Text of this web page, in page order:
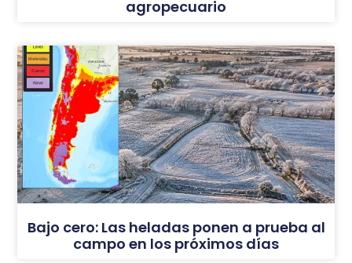
agropecuario
Bajo cero: Las heladas ponen a prueba al
campo en los próximos días